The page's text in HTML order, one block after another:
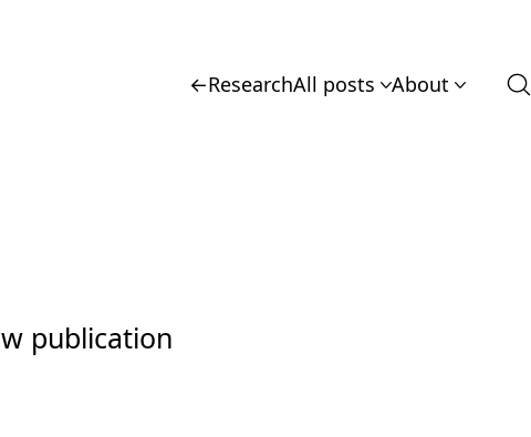
←ResearchAll posts About
publication